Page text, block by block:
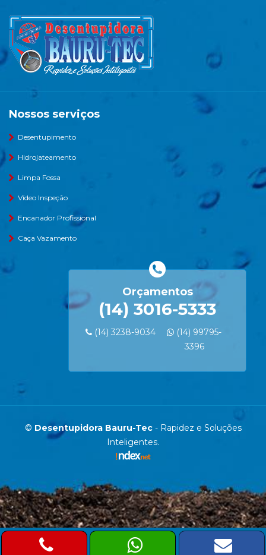
Nossos serviços
Desentupimento
Hidrojateamento
Limpa Fossa
Vídeo Inspeção
Encanador Profissional
Caça Vazamento
Orçamentos
(14) 3016-5333
(14) 3238-9034
(14) 99795-
3396
© Desentupidora Bauru-Tec- Rapidez e Soluções
Inteligentes.